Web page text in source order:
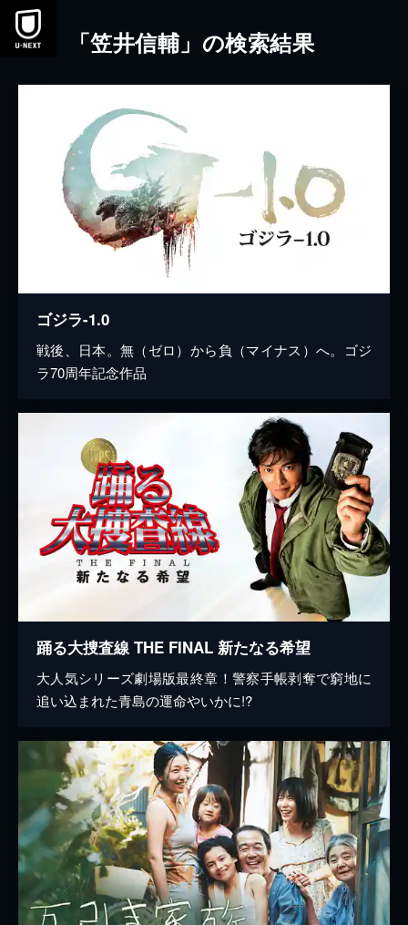
本文へスキップ
「笠井信輔」の検索結果
ゴジラ-1.0
戦後、日本。無（ゼロ）から負（マイナス）へ。ゴジ
ラ70周年記念作品
踊る大捜査線 THE FINAL 新たなる希望
大人気シリーズ劇場版最終章！警察手帳剥奪で窮地に
追い込まれた青島の運命やいかに!?